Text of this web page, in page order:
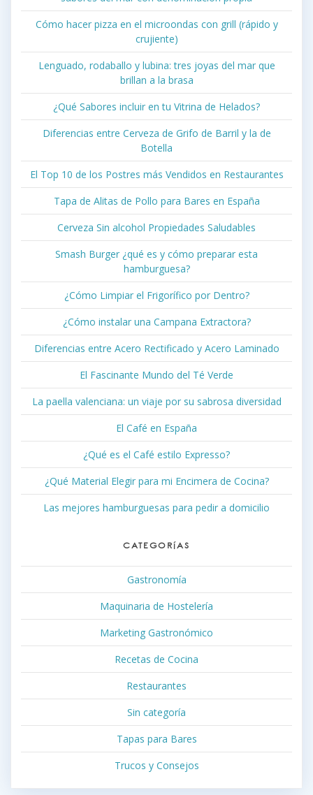
Cómo hacer pizza en el microondas con grill (rápido y
crujiente)
Lenguado, rodaballo y lubina: tres joyas del mar que
brillan a la brasa
¿Qué Sabores incluir en tu Vitrina de Helados?
Diferencias entre Cerveza de Grifo de Barril y la de
Botella
El Top 10 de los Postres más Vendidos en Restaurantes
Tapa de Alitas de Pollo para Bares en España
Cerveza Sin alcohol Propiedades Saludables
Smash Burger ¿qué es y cómo preparar esta
hamburguesa?
¿Cómo Limpiar el Frigorífico por Dentro?
¿Cómo instalar una Campana Extractora?
Diferencias entre Acero Rectificado y Acero Laminado
El Fascinante Mundo del Té Verde
La paella valenciana: un viaje por su sabrosa diversidad
El Café en España
¿Qué es el Café estilo Expresso?
¿Qué Material Elegir para mi Encimera de Cocina?
Las mejores hamburguesas para pedir a domicilio
CATEGORÍAS
Gastronomía
Maquinaria de Hostelería
Marketing Gastronómico
Recetas de Cocina
Restaurantes
Sin categoría
Tapas para Bares
Trucos y Consejos